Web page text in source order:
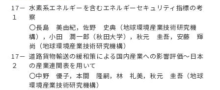
17－
１
水素系エネルギーを含むエネルギーセキュリティ指標の考
察
〇長島 美由紀，佐野 史典（地球環境産業技術研究機
構），小田 潤一郎（秋田大学），秋元 圭吾，安藤 輝
尚（地球環境産業技術研究機構）
17－
２
道路貨物輸送の緩和策による国内産業への影響評価～日本
の産業連関表を用いて
〇中野 優子，本間 隆嗣，林 礼美，秋元 圭吾（地球
環境産業技術研究機構）